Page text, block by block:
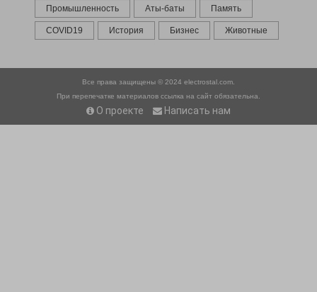
Промышленность Аты-баты Память
COVID19 История Бизнес Животные
Все права защищены © 2024 electrostal.com.
При перепечатке материалов ссылка на сайт обязательна.
О проекте Написать нам